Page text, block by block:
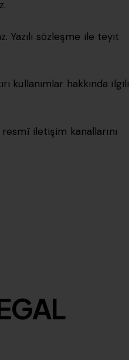
Yazılı sözleşme ile teyit
kullanımlar hakkında ilgili
iletişim kanallarını